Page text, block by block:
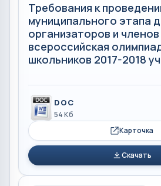
Требования к
муниципального этапа
организаторов и
всероссийская
школьников 2017-2018
DOC
54 Кб
Карточка
Скачать